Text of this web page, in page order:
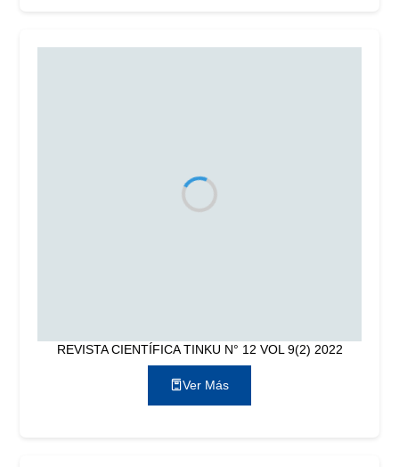
REVISTA CIENTÍFICA TINKU N° 12 VOL 9(2) 2022
Ver Más